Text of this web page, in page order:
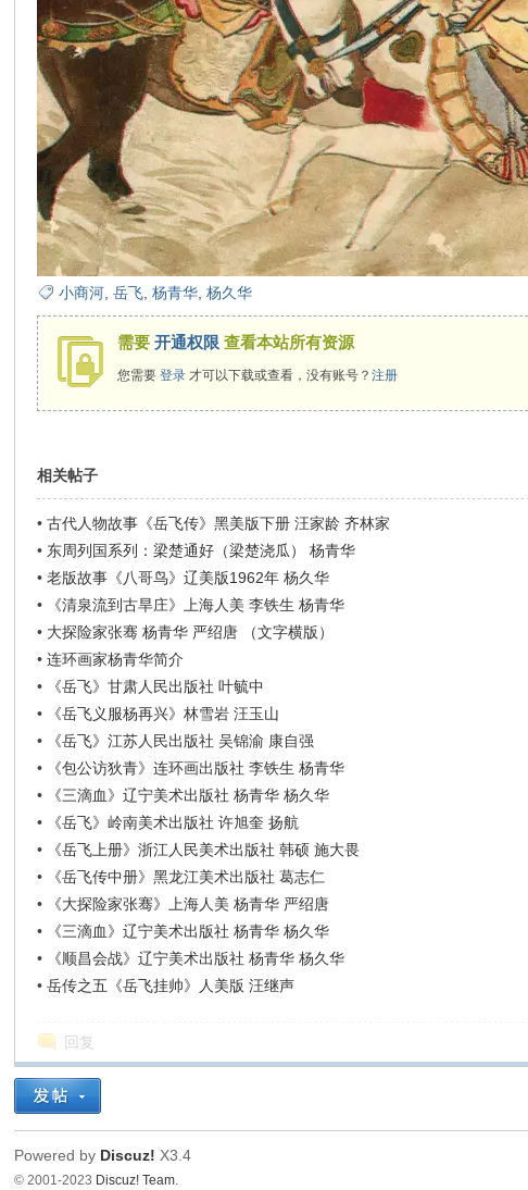
小商河 ,岳飞 ,杨青华 ,杨久华
需要开通权限 查看本站所有资源
您需要登录 才可以下载或查看，没有账号？注册
相关帖子
•古代人物故事《岳飞传》黑美版下册 汪家龄 齐林家
• 东周列国系列：梁楚通好（梁楚浇瓜） 杨青华
•老版故事《八哥鸟》辽美版1962年 杨久华
•
《清泉流到古旱庄》上海人美 李铁生 杨青华
• 大探险家张骞 杨青华 严绍唐 （文字横版）
•连环画家杨青华简介
•
《岳飞》甘肃人民出版社 叶毓中
•
《岳飞义服杨再兴》林雪岩 汪玉山
•
《岳飞》江苏人民出版社 吴锦渝 康自强
•
《包公访狄青》连环画出版社 李铁生 杨青华
•
《三滴血》辽宁美术出版社 杨青华 杨久华
•
《岳飞》岭南美术出版社 许旭奎 扬航
•
《岳飞上册》浙江人民美术出版社 韩硕 施大畏
•
《岳飞传中册》黑龙江美术出版社 葛志仁
•
《大探险家张骞》上海人美 杨青华 严绍唐
•
《三滴血》辽宁美术出版社 杨青华 杨久华
•
《顺昌会战》辽宁美术出版社 杨青华 杨久华
•岳传之五《岳飞挂帅》人美版 汪继声
回复
Powered by Discuz! X3.4
© 2001-2023 Discuz! Team